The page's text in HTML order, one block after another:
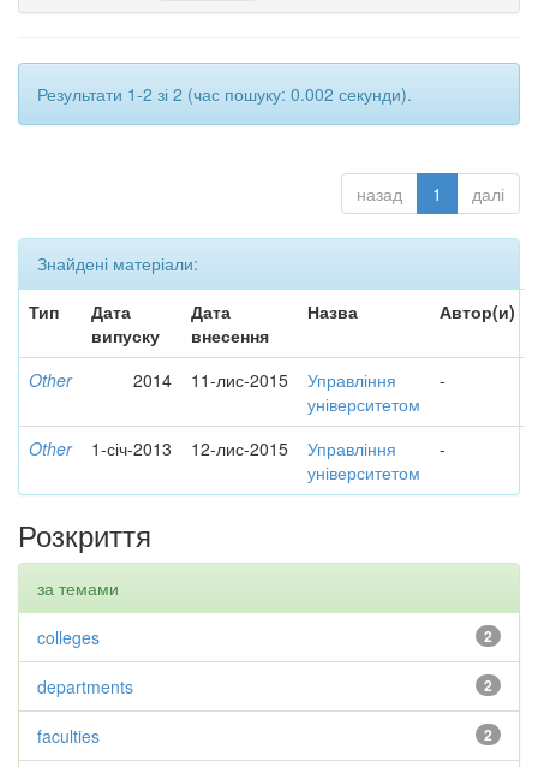
Результати 1-2 зі 2 (час пошуку: 0.002 секунди).
назад 1 далі
Знайдені матеріали:
Тип
Дата
випуску
Дата
внесення
Назва Автор(и)
Other 2014 11-лис-2015
Управління
університетом
-
Other 1-січ-2013 12-лис-2015
Управління
університетом
-
Розкриття
за темами
2
colleges
2
departments
2
faculties